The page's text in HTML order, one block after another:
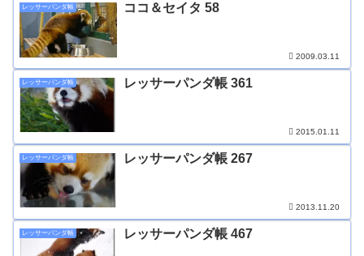
レッサーパンダ帳 ココ＆セイタ 58
2009.03.11
レッサーパンダ帳 レッサーパンダ帳 361
2015.01.11
レッサーパンダ帳 レッサーパンダ帳 267
2013.11.20
レッサーパンダ帳 レッサーパンダ帳 467